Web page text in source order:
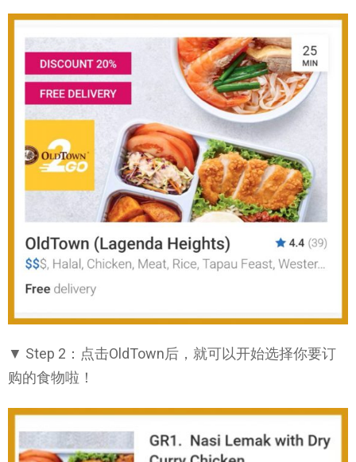
▼ Step 2：点击OldTown后，就可以开始选择你要订
购的食物啦！